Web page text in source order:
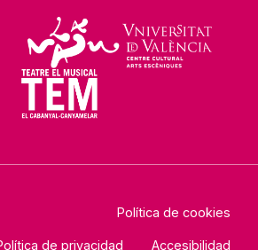
Política de cookies
de privacidad Accesibilidad